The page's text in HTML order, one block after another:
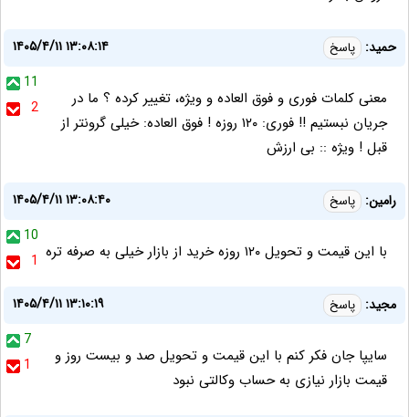
حمید: پاسخ
۱۴۰۵/۴/۱۱ ۱۳:۰۸:۱۴
11
2
معنی کلمات فوری و فوق العاده و ویژه، تغییر کرده ؟ ما در
جریان نبستیم !! فوری: ۱۲۰ روزه ! فوق العاده: خیلی گرونتر از
قبل ! ویژه :: بی ارزش
رامین: پاسخ
۱۴۰۵/۴/۱۱ ۱۳:۰۸:۴۰
10
1
با این قیمت و تحویل ۱۲۰ روزه خرید از بازار خیلی به صرفه تره
مجید: پاسخ
۱۴۰۵/۴/۱۱ ۱۳:۱۰:۱۹
7
1
سایپا جان فکر کنم با این قیمت و تحویل صد و بیست روز و
قیمت بازار نیازی به حساب وکالتی نبود